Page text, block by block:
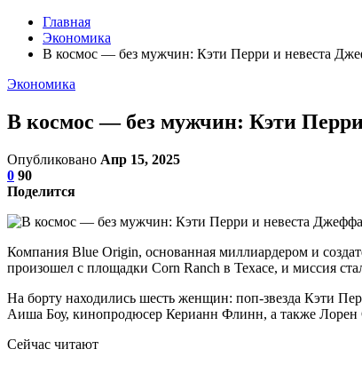
Главная
Экономика
В космос — без мужчин: Кэти Перри и невеста
Экономика
В космос — без мужчин: Кэти
Опубликовано Апр 15, 2025
0 90
Поделится
Компания Blue Origin, основанная миллиардером и
произошел с площадки Corn Ranch в Техасе, и миссия
На борту находились шесть женщин: поп-звезда Кэти
Аиша Боу, кинопродюсер Керианн Флинн, а также Лорен
Сейчас читают